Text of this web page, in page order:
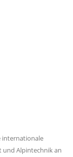
internationale
und Alpintechnik an